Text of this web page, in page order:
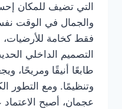
التي تضيف للمكان
والجمال في الوقت
فقط كخامة للأرضيات،
التصميم الداخلي
طابعًا أنيقًا ومريحًا،
وتنظيمًا. ومع التطور
عجمان، أصبح الاعتماد